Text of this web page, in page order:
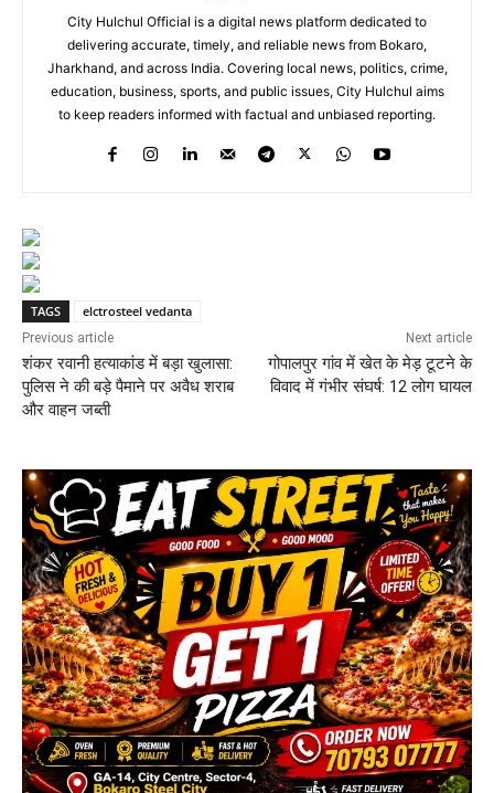
City Hulchul Official is a digital news platform dedicated to
delivering accurate, timely, and reliable news from Bokaro,
Jharkhand, and across India. Covering local news, politics, crime,
education, business, sports, and public issues, City Hulchul aims
to keep readers informed with factual and unbiased reporting.
TAGS elctrosteel vedanta
Previous article
शंकर रवानी हत्याकांड में बड़ा खुलासा:
पुलिस ने की बड़े पैमाने पर अवैध शराब
और वाहन जब्ती
Next article
गोपालपुर गांव में खेत के मेड़ टूटने के
विवाद में गंभीर संघर्ष: 12 लोग घायल